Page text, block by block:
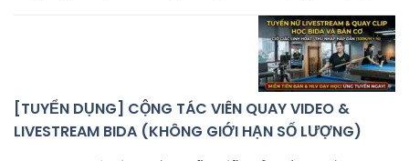
[TUYỂN DỤNG] CỘNG TÁC VIÊN QUAY VIDEO &
LIVESTREAM BIDA (KHÔNG GIỚI HẠN SỐ LƯỢNG)